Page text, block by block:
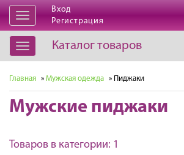
Открыть
навигацию
Вход
Регистрация
Открыть
навигацию
Каталог товаров
Главная » Мужская одежда » Пиджаки
Мужские пиджаки
Товаров в категории: 1